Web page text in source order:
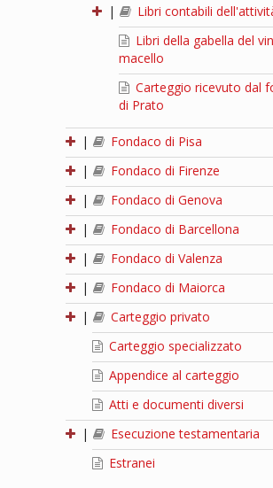
|
Libri contabili
Libri della gabella del
macello
Carteggio ricevuto dal
di Prato
|
Fondaco di Pisa
|
Fondaco di Firenze
|
Fondaco di Genova
|
Fondaco di Barcellona
|
Fondaco di Valenza
|
Fondaco di Maiorca
|
Carteggio privato
Carteggio specializzato
Appendice al carteggio
Atti e documenti diversi
|
Esecuzione testamentaria
Estranei